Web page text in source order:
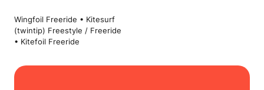
Wingfoil Freeride • Kitesurf
(twintip) Freestyle / Freeride
• Kitefoil Freeride